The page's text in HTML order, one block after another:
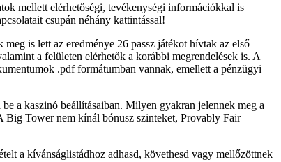
mellett elérhetőségi, tevékenységi információkkal is
csupán néhány kattintással!
is lett az eredménye 26 passz játékot hívtak az első
a felületen elérhetők a korábbi megrendelések is. A
.pdf formátumban vannak, emellett a pénzügyi
a kaszinó beállításaiban. Milyen gyakran jelennek meg a
Big Tower nem kínál bónusz szinteket, Provably Fair
a kívánságlistádhoz adhasd, követhesd vagy mellőzöttnek